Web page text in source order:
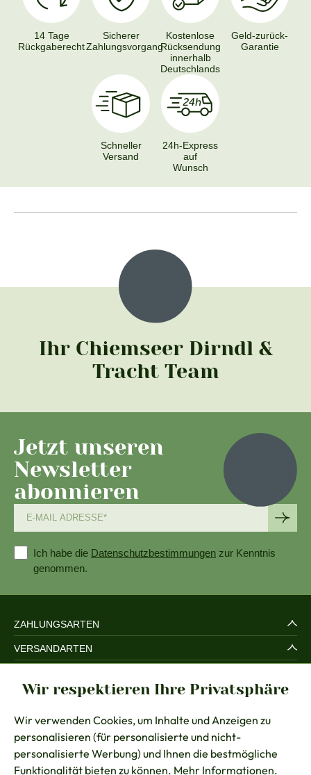
14 Tage
Rückgaberecht
Sicherer
Zahlungsvorgang
Kostenlose
Rücksendung
innerhalb
Deutschlands
Geld-zurück-
Garantie
Schneller
Versand
24h-Express
auf
Wunsch
Ihr Chiemseer Dirndl &
Tracht Team
Jetzt unseren
Newsletter
abonnieren
Ich habe die Datenschutzbestimmungen zur Kenntnis
genommen.
ZAHLUNGSARTEN
VERSANDARTEN
RECHTLICHES
BERATUNG
KONTAKT
Wir respektieren Ihre Privatsphäre
Wir verwenden Cookies, um Inhalte und Anzeigen zu
personalisieren (für personalisierte und nicht-
personalisierte Werbung) und Ihnen die bestmögliche
Funktionalität bieten zu können. Mehr Informationen.